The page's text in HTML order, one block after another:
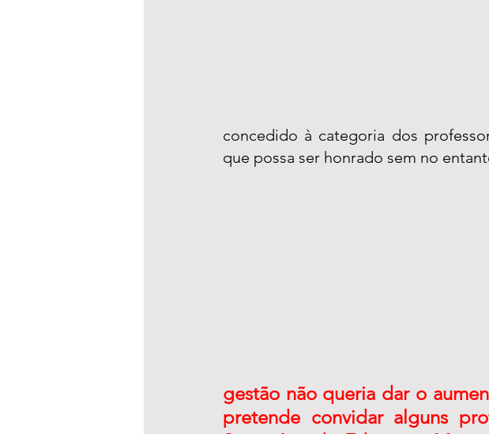
concedido à categoria dos
que possa ser honrado sem no
gestão não queria dar o
pretende convidar alguns